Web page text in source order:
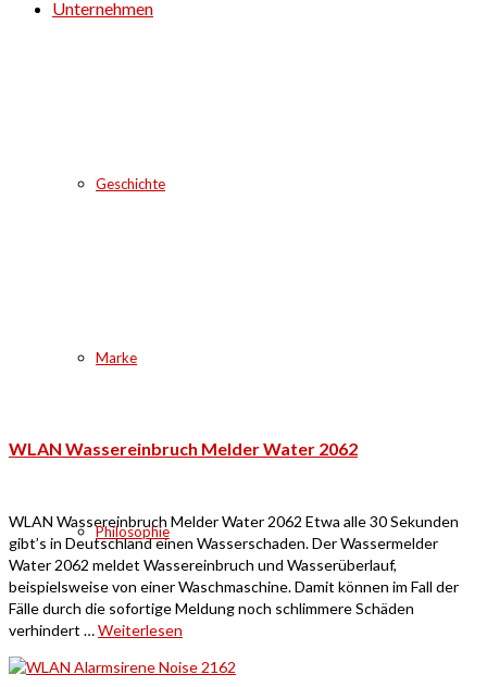
Unternehmen
Geschichte
Marke
Philosophie
WLAN Wassereinbruch Melder Water 2062
WLAN Wassereinbruch Melder Water 2062 Etwa alle 30 Sekunden
gibt’s in Deutschland einen Wasserschaden. Der Wassermelder
Water 2062 meldet Wassereinbruch und Wasserüberlauf,
beispielsweise von einer Waschmaschine. Damit können im Fall der
Fälle durch die sofortige Meldung noch schlimmere Schäden
verhindert …Weiterlesen